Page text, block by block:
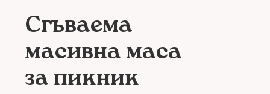
Сгъваема
масивна маса
за пикник